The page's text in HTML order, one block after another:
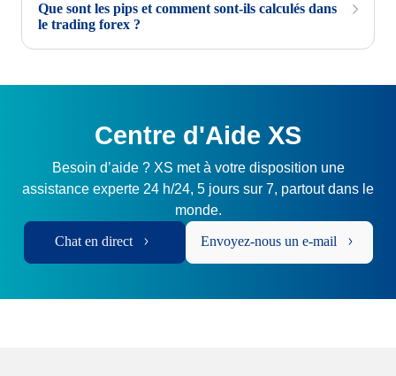
Que sont les pips et comment sont-ils calculés dans
le trading forex ?
Centre d'Aide XS
Besoin d’aide ? XS met à votre disposition une
assistance experte 24 h/24, 5 jours sur 7, partout dans le
monde.
Chat en direct Envoyez-nous un e-mail